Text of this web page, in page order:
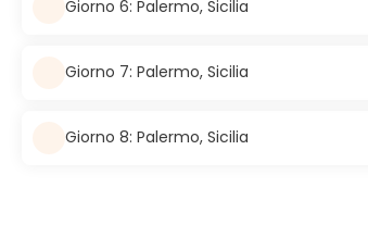
Giorno 6: Palermo, Sicilia
Giorno 7: Palermo, Sicilia
Giorno 8: Palermo, Sicilia